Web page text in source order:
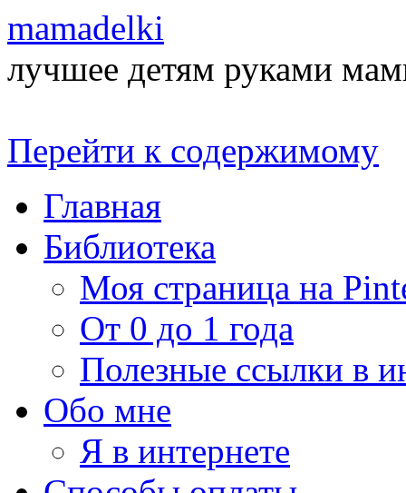
mamadelki
лучшее детям руками
Перейти к содержимому
Главная
Библиотека
Моя страница на
От 0 до 1 года
Полезные ссылки в
Обо мне
Я в интернете